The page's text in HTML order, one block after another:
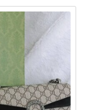
Max iPhone 15 Pro
Max จุดเด่นของ
รับจำนำได้วงเงินดี แม้
ำไอโฟน หรือ รับฝากไอ
นิยมสำหรับการรับจำนำ
งแรงที่สุด โดยเฉพาะรุ่น
Galaxy S24 Ultra
Z Fold 5
กลุ่มนี้✔ สเปกสูง✔ ราคา
สำหรับคนที่ต้องการ รับ